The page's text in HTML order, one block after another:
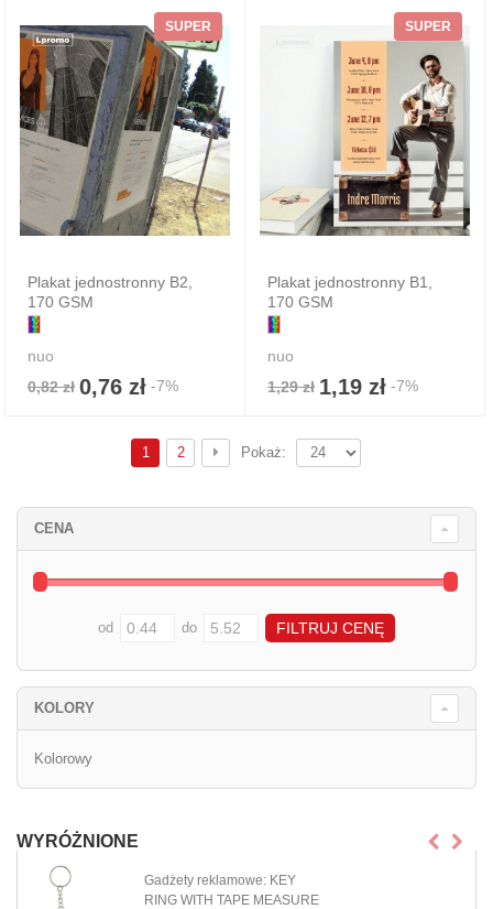
SUPER
Plakat jednostronny B2,
170 GSM
nuo
0,82 zł 0,76 zł -7%
SUPER
Plakat jednostronny B1,
170 GSM
nuo
1,29 zł 1,19 zł -7%
1 2 Pokaż:
CENA
od do
KOLORY
Kolorowy
WYRÓŻNIONE
Gadżety reklamowe: KEY
RING WITH TAPE MEASURE